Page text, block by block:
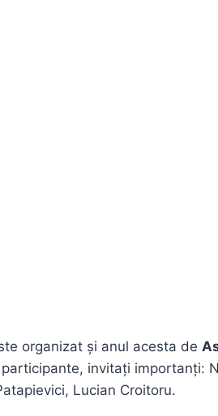
organizat și anul acesta de
invitați importanți:
Lucian Croitoru.